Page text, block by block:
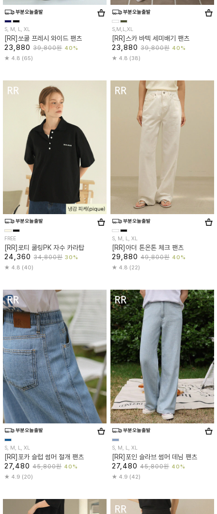
S, M, L, XL
[RR]쏘쿨 프레시 와이드 팬츠
23,88039,800원 40%
4.8 (65)
S,M,L,XL
[RR]스카 바텍 세미배기 팬츠
23,88039,800원 40%
4.8 (38)
FREE
[RR]로티 쿨링PK 자수 카라탑
24,36034,800원 30%
4.8 (40)
S, M, L, XL
[RR]아더 톤온톤 체크 팬츠
29,88049,800원 40%
4.8 (22)
S, M, L, XL
[RR]포카 슬럽 썸머 절개 팬츠
27,48045,800원 40%
4.9 (20)
S, M, L, XL
[RR]포인 슬라브 썸머 데님 팬츠
27,48045,800원 40%
4.9 (42)